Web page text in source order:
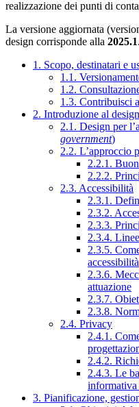
realizzazione dei punti di
La versione aggiornata
design corrisponde alla 2025.1.
1. Scopo, destinatari e
1.1.
1.2.
1.3. Contribuisci
2. Introduzione al
2.1. Design per
government)
2.2. L’approccio
2.2.1.
2.2.2.
2.3. Accessibilità
2.3.1.
2.3.2.
2.3.3.
2.3.4.
2.3.5.
accessibilità
2.3.6.
attuazione
2.3.7.
2.3.8.
2.4. Privacy
2.4.1.
2.4.2.
2.4.3. Le
3. Pianificazione,